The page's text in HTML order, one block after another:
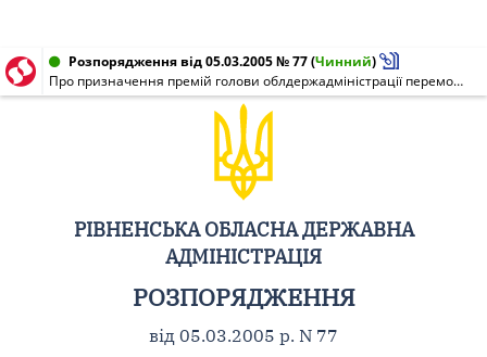
Розпорядження від 05.03.2005 № 77(Чинний)
Про призначення премій голови облдержадміністрації переможцям обласного туру Всеукраїнського конкурсу "Вчитель року - 2005"
РІВНЕНСЬКА ОБЛАСНА ДЕРЖАВНА
АДМІНІСТРАЦІЯ
РОЗПОРЯДЖЕННЯ
від 05.03.2005 р. N 77